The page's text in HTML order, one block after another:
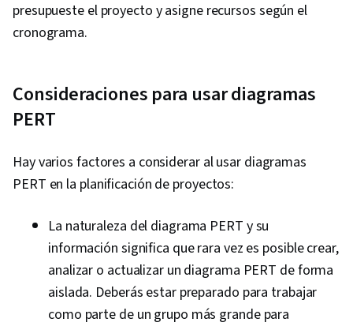
presupueste el proyecto y asigne recursos según el
cronograma.
Consideraciones para usar diagramas
PERT
Hay varios factores a considerar al usar diagramas
PERT en la planificación de proyectos:
La naturaleza del diagrama PERT y su
información significa que rara vez es posible crear,
analizar o actualizar un diagrama PERT de forma
aislada. Deberás estar preparado para trabajar
como parte de un grupo más grande para